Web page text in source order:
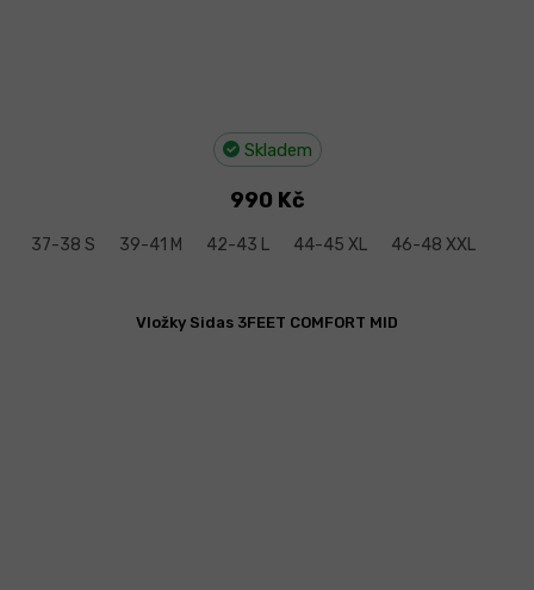
Skladem
990 Kč
37-38 S 39-41 M 42-43 L 44-45 XL 46-48 XXL
Vložky Sidas 3FEET COMFORT MID